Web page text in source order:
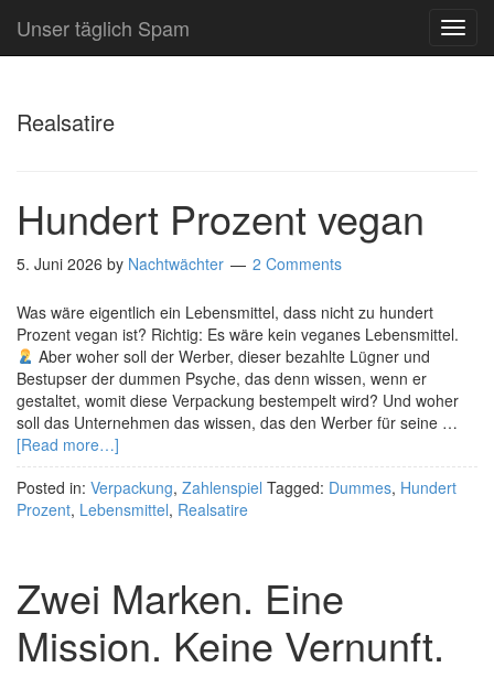
Unser täglich Spam
Realsatire
Hundert Prozent vegan
5. Juni 2026 by Nachtwächter 2 Comments
Was wäre eigentlich ein Lebensmittel, dass nicht zu hundert
Prozent vegan ist? Richtig: Es wäre kein veganes Lebensmittel.
Aber woher soll der Werber, dieser bezahlte Lügner und
Bestupser der dummen Psyche, das denn wissen, wenn er
gestaltet, womit diese Verpackung bestempelt wird? Und woher
soll das Unternehmen das wissen, das den Werber für seine …
[Read more…]
Posted in: Verpackung, Zahlenspiel Tagged: Dummes, Hundert
Prozent, Lebensmittel, Realsatire
Zwei Marken. Eine
Mission. Keine Vernunft.